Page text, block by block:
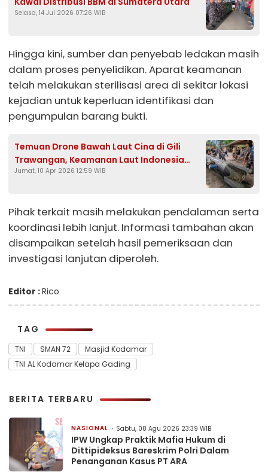
Selasa, 14 Jul 2026 07:26 WIB
Hingga kini, sumber dan penyebab ledakan masih
dalam proses penyelidikan. Aparat keamanan
telah melakukan sterilisasi area di sekitar lokasi
kejadian untuk keperluan identifikasi dan
pengumpulan barang bukti.
Temuan Drone Bawah Laut Cina di Gili
Trawangan, Keamanan Laut Indonesia
Dipertanyakan
Jumat, 10 Apr 2026 12:59 WIB
Pihak terkait masih melakukan pendalaman serta
koordinasi lebih lanjut. Informasi tambahan akan
disampaikan setelah hasil pemeriksaan dan
investigasi lanjutan diperoleh.
Editor :Rico
TAG
TNI SMAN 72
Masjid Kodamar
TNI AL Kodamar Kelapa Gading
BERITA TERBARU
NASIONAL Sabtu, 08 Agu 2026 23:39 WIB
IPW Ungkap Praktik Mafia Hukum di
Dittipideksus Bareskrim Polri Dalam
Penanganan Kasus PT ARA